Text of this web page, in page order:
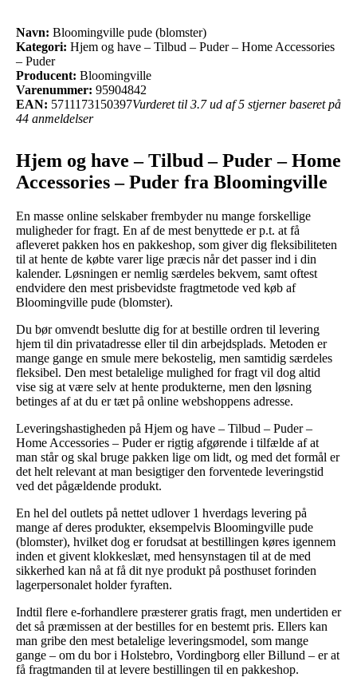
Navn: Bloomingville pude (blomster)
Kategori: Hjem og have – Tilbud – Puder – Home Accessories
– Puder
Producent: Bloomingville
Varenummer: 95904842
EAN: 5711173150397Vurderet til 3.7 ud af 5 stjerner baseret på
44 anmeldelser
Hjem og have – Tilbud – Puder – Home
Accessories – Puder fra Bloomingville
En masse online selskaber frembyder nu mange forskellige
muligheder for fragt. En af de mest benyttede er p.t. at få
afleveret pakken hos en pakkeshop, som giver dig fleksibiliteten
til at hente de købte varer lige præcis når det passer ind i din
kalender. Løsningen er nemlig særdeles bekvem, samt oftest
endvidere den mest prisbevidste fragtmetode ved køb af
Bloomingville pude (blomster).
Du bør omvendt beslutte dig for at bestille ordren til levering
hjem til din privatadresse eller til din arbejdsplads. Metoden er
mange gange en smule mere bekostelig, men samtidig særdeles
fleksibel. Den mest betalelige mulighed for fragt vil dog altid
vise sig at være selv at hente produkterne, men den løsning
betinges af at du er tæt på online webshoppens adresse.
Leveringshastigheden på Hjem og have – Tilbud – Puder –
Home Accessories – Puder er rigtig afgørende i tilfælde af at
man står og skal bruge pakken lige om lidt, og med det formål er
det helt relevant at man besigtiger den forventede leveringstid
ved det pågældende produkt.
En hel del outlets på nettet udlover 1 hverdags levering på
mange af deres produkter, eksempelvis Bloomingville pude
(blomster), hvilket dog er forudsat at bestillingen køres igennem
inden et givent klokkeslæt, med hensynstagen til at de med
sikkerhed kan nå at få dit nye produkt på posthuset forinden
lagerpersonalet holder fyraften.
Indtil flere e-forhandlere præsterer gratis fragt, men undertiden er
det så præmissen at der bestilles for en bestemt pris. Ellers kan
man gribe den mest betalelige leveringsmodel, som mange
gange – om du bor i Holstebro, Vordingborg eller Billund – er at
få fragtmanden til at levere bestillingen til en pakkeshop.